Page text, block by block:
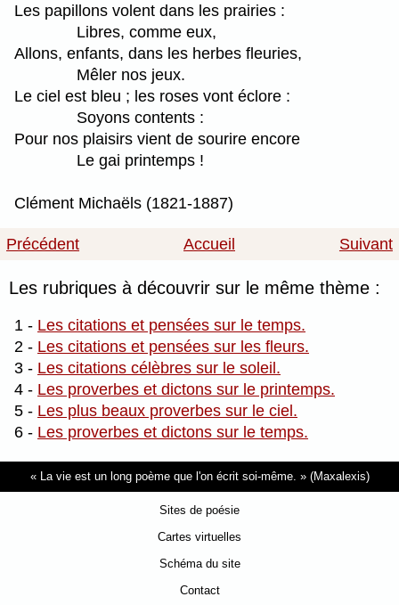
Les papillons volent dans les prairies :
Libres, comme eux,
Allons, enfants, dans les herbes fleuries,
Mêler nos jeux.
Le ciel est bleu ; les roses vont éclore :
Soyons contents :
Pour nos plaisirs vient de sourire encore
Le gai printemps !
Clément Michaëls (1821-1887)
Précédent Accueil Suivant
Les rubriques à découvrir sur le même thème :
1 - Les citations et pensées sur le temps.
2 - Les citations et pensées sur les fleurs.
3 - Les citations célèbres sur le soleil.
4 - Les proverbes et dictons sur le printemps.
5 - Les plus beaux proverbes sur le ciel.
6 - Les proverbes et dictons sur le temps.
La vie est un long poème que l'on écrit soi-même. (Maxalexis)
Sites de poésie
Cartes virtuelles
Schéma du site
Contact